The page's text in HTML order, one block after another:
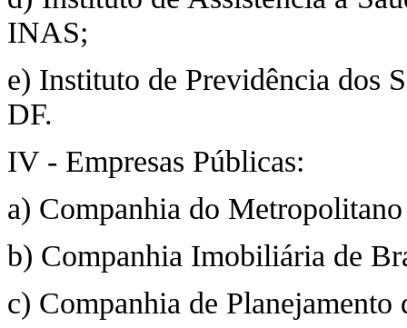
INAS;
e) Instituto de Previdência dos
DF.
IV - Empresas Públicas:
a) Companhia do
b) Companhia Imobiliária de
c) Companhia de